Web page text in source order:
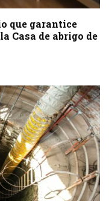
que garantice
Casa de abrigo de